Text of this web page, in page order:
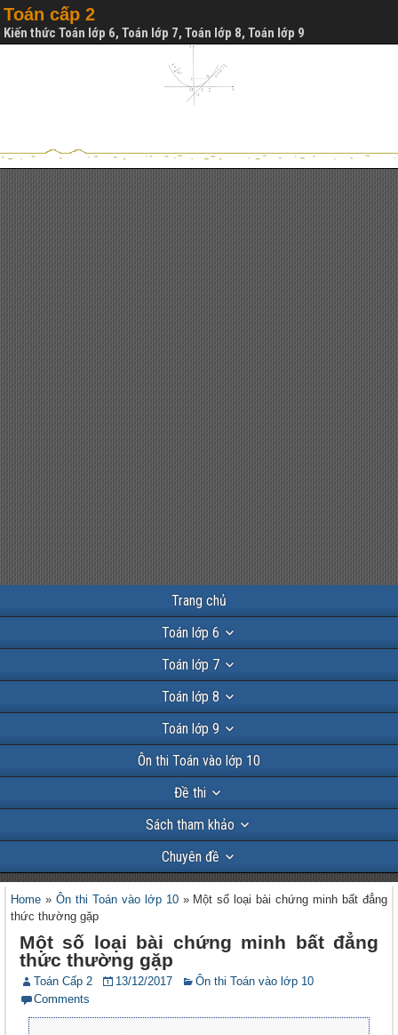
Toán cấp 2
Kiến thức Toán lớp 6, Toán lớp 7, Toán lớp 8, Toán lớp 9
Trang chủ
Toán lớp 6
Toán lớp 7
Toán lớp 8
Toán lớp 9
Ôn thi Toán vào lớp 10
Đề thi
Sách tham khảo
Chuyên đề
Home » Ôn thi Toán vào lớp 10» Một số loại bài chứng minh bất đẳng
thức thường gặp
Một số loại bài chứng minh bất đẳng
thức thường gặp
Toán Cấp 2 13/12/2017
Ôn thi Toán vào lớp 10
Comments